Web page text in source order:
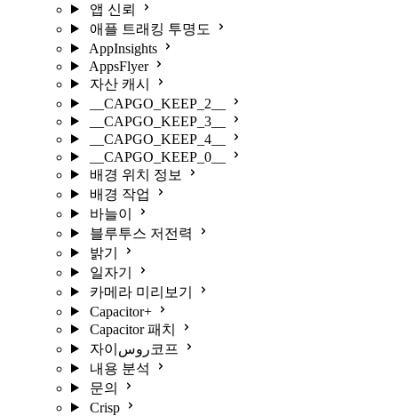
앱 신뢰
애플 트래킹 투명도
AppInsights
AppsFlyer
자산 캐시
__CAPGO_KEEP_2__
__CAPGO_KEEP_3__
__CAPGO_KEEP_4__
__CAPGO_KEEP_0__
배경 위치 정보
배경 작업
바늘이
블루투스 저전력
밝기
일자기
카메라 미리보기
Capacitor+
Capacitor 패치
자이روس코프
내용 분석
문의
Crisp